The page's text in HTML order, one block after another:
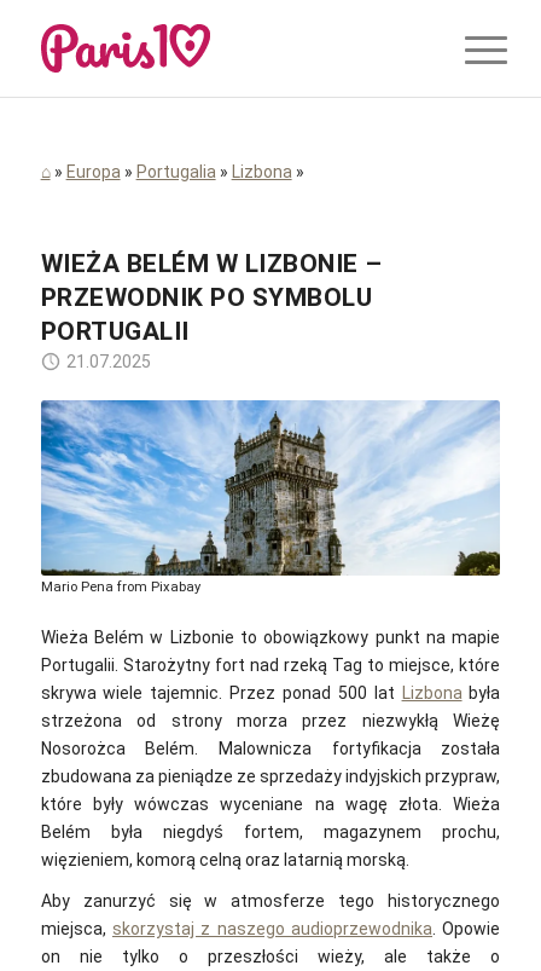
⌂» Europa » Portugalia » Lizbona »
WIEŻA BELÉM W LIZBONIE –
PRZEWODNIK PO SYMBOLU
PORTUGALII
21.07.2025
Mario Pena from Pixabay
Wieża Belém w Lizbonie to obowiązkowy punkt na mapie
Portugalii. Starożytny fort nad rzeką Tag to miejsce, które
skrywa wiele tajemnic. Przez ponad 500 lat Lizbona była
strzeżona od strony morza przez niezwykłą Wieżę
Nosorożca Belém. Malownicza fortyfikacja została
zbudowana za pieniądze ze sprzedaży indyjskich przypraw,
które były wówczas wyceniane na wagę złota. Wieża
Belém była niegdyś fortem, magazynem prochu,
więzieniem, komorą celną oraz latarnią morską.
Aby zanurzyć się w atmosferze tego historycznego
miejsca, skorzystaj z naszego audioprzewodnika. Opowie
on nie tylko o przeszłości wieży, ale także o